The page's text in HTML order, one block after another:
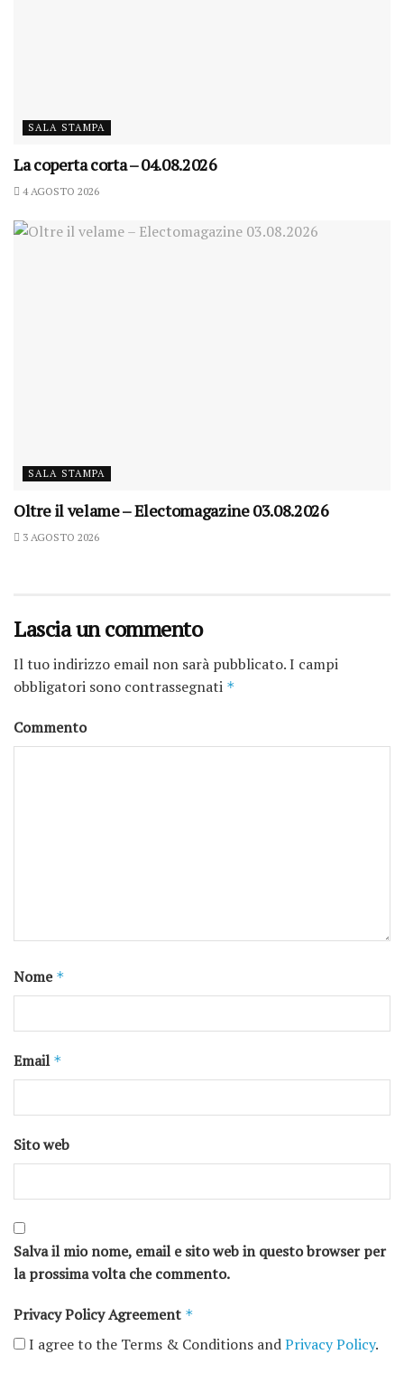
SALA STAMPA
La coperta corta – 04.08.2026
4 AGOSTO 2026
SALA STAMPA
Oltre il velame – Electomagazine 03.08.2026
3 AGOSTO 2026
Lascia un commento
Il tuo indirizzo email non sarà pubblicato.I campi
obbligatori sono contrassegnati *
Commento
Nome *
Email *
Sito web
Salva il mio nome, email e sito web in questo browser per
la prossima volta che commento.
Privacy Policy Agreement *
I agree to the Terms & Conditions andPrivacy Policy.